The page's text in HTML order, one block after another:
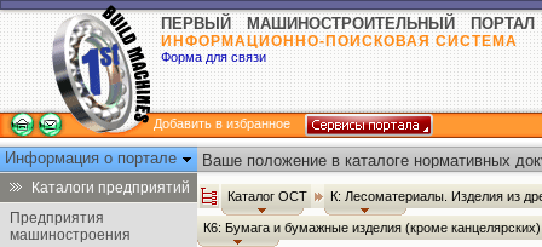
ПЕРВЫЙ МАШИНОСТРОИТЕЛЬНЫЙ ПОРТАЛ
ИНФОРМАЦИОННО-ПОИСКОВАЯ СИСТЕМА
Форма для связи
Добавить в избранное
Информация о портале
Каталоги предприятий
Предприятия
машиностроения
Ваше положение в каталоге нормативных
Каталог ОСТ К: Лесоматериалы. Изделия из
К6: Бумага и бумажные изделия (кроме